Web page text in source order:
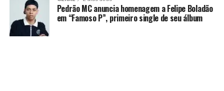
Pedrão MC anuncia homenagem a Felipe Boladão
em “Famoso P”, primeiro single de seu álbum